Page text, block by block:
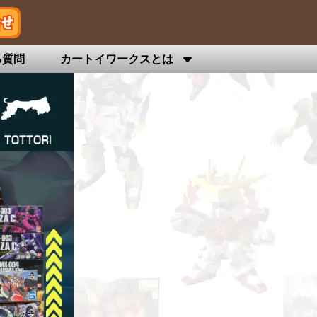
問 カートイワークスとは